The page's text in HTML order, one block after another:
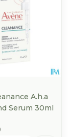
A.h.a
Serum 30ml